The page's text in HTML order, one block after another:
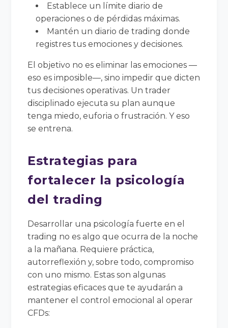
Establece un límite diario de
operaciones o de pérdidas máximas.
Mantén un diario de trading donde
registres tus emociones y decisiones.
El objetivo no es eliminar las emociones —
eso es imposible—, sino impedir que dicten
tus decisiones operativas. Un trader
disciplinado ejecuta su plan aunque
tenga miedo, euforia o frustración. Y eso
se entrena.
Estrategias para
fortalecer la psicología
del trading
Desarrollar una psicología fuerte en el
trading no es algo que ocurra de la noche
a la mañana. Requiere práctica,
autorreflexión y, sobre todo, compromiso
con uno mismo. Estas son algunas
estrategias eficaces que te ayudarán a
mantener el control emocional al operar
CFDs: